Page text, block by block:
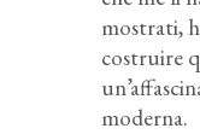
mostrati,
costruire
moderna.